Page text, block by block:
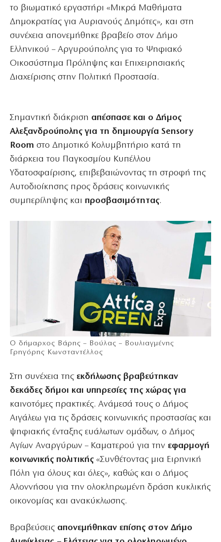
το βιωματικό εργαστήρι «Μικρά Μαθήματα
Δημοκρατίας για Αυριανούς Δημότες», και στη
συνέχεια απονεμήθηκε βραβείο στον Δήμο
Ελληνικού – Αργυρούπολης για το Ψηφιακό
Οικοσύστημα Πρόληψης και Επιχειρησιακής
Διαχείρισης στην Πολιτική Προστασία.
Σημαντική διάκριση απέσπασε και ο Δήμος
Αλεξανδρούπολης για τη δημιουργία Sensory
Room στο Δημοτικό Κολυμβητήριο κατά τη
διάρκεια του Παγκοσμίου Κυπέλλου
Υδατοσφαίρισης, επιβεβαιώνοντας τη στροφή της
Αυτοδιοίκησης προς δράσεις κοινωνικής
συμπερίληψης και προσβασιμότητας.
Ο δήμαρχος Βάρης – Βούλας – Βουλιαγμένης
Γρηγόρης Κωνσταντέλλος
Στη συνέχεια της εκδήλωσης βραβεύτηκαν
δεκάδες δήμοι και υπηρεσίες της χώρας για
καινοτόμες πρακτικές. Ανάμεσά τους ο Δήμος
Αιγάλεω για τις δράσεις κοινωνικής προστασίας και
ψηφιακής ένταξης ευάλωτων ομάδων, ο Δήμος
Αγίων Αναργύρων – Καματερού για την εφαρμογή
κοινωνικής πολιτικής «Συνθέτοντας μια Ειρηνική
Πόλη για όλους και όλες», καθώς και ο Δήμος
Αλοννήσου για την ολοκληρωμένη δράση κυκλικής
οικονομίας και ανακύκλωσης.
Βραβεύσειςαπονεμήθηκαν επίσης στον Δήμο